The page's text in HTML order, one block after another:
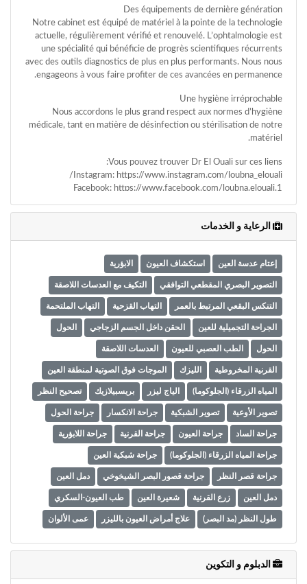
Des équipements de dernière génération
Notre cabinet est équipé de matériel à la pointe de la technologie
actuelle, régulièrement vérifié et renouvelé. L’ophtalmologie est
une spécialité qui bénéficie de progrès scientifiques récurrents
avec des outils diagnostics de plus en plus performants. Nous nous
engageons à vous faire profiter de ces avancées en permanence.
Une hygiène irréprochable
Nous accordons le plus grand respect aux normes d’hygiène
médicale, tant en matière de désinfection ou stérilisation de notre
matériel.
Vous pouvez trouver Dr El Ouali sur ces liens:
Instagram: https://www.instagram.com/loubna_elouali/
Facebook: https://www.facebook.com/loubna.elouali.1
search_query=dr+Loubna+el+ouali+
الرعاية و الخدمات
إعتام عدسة العين استكشاف العيون الابؤرية
التصوير البصري المقطعي التوافقي التكيف مع العدسات اللاصقة
التنكس البقعي المرتبط بالعمر التهاب القزحية التهاب الملتحمة
الجراحة التجميلية للعين الحقن داخل الجسم الزجاجي الحول
الحول الطب العصبي للعيون العدسات اللاصقة
القرنية المخروطية الليزك الموجات فوق الصوتية لمنطقة العين
المياه الزرقاء (الجلوكوما) الياج ليزر بريسبيلازيك تصحيح النظر
تصوير الأوعية تصوير الشبكية جراحة الانكسار جراحة الحول
جراحة الساد جراحة العيون جراحة القرنية جراحة اللابؤرية
جراحة المياه الزرقاء (الجلوكوما) جراحة شبكية العين
جراحة قصر النظر جراحة قصور البصر الشيخوخي دمل العين
دمل العين زرع القرنية شعيرة العين طب العيون-السكري
طول النظر (مد البصر) علاج أمراض العيون بالليزر عمى الألوان
قياس سمك القرنية
الدبلوم و التكوين
بحماية
المعلومات
الشخصية.